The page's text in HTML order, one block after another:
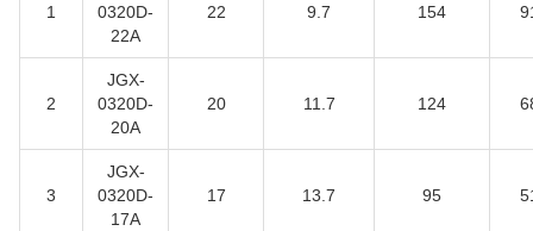
1
0320D-
22A
22 9.7 154
2
JGX-
0320D-
20A
20 11.7 124
3
JGX-
0320D-
17A
17 13.7 95